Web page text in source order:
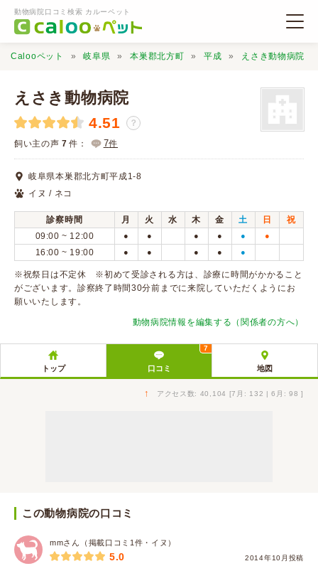
動物病院口コミ検索 カルーペット
動物病院検索
口コミ検索
Calooペットとは？
口コミ投稿
Calooペット 岐阜県 本巣郡北方町 平成 えさき動物病院
えさき動物病院
4.51 ？
飼い主の声 7 件： 7件
岐阜県本巣郡北方町平成1-8
イヌ / ネコ
診察時間 月 火 水 木 金 土 日
祝
09:00 ~ 12:00
● ● ● ● ● ●
16:00 ~ 19:00 ● ● ● ● ●
※祝祭日は不定休 ※初めて受診される方は、診療に時間がかかること
がございます。診察終了時間30分前までに来院していただくようにお
願いいたします。
動物病院情報を編集する（関係者の方へ）
トップ 口コミ
7
地図
↑ アクセス数: 40,104 [7月: 132 | 6月: 98 ]
この動物病院の口コミ
mmさん（掲載口コミ1件・イヌ）
2014年10月投稿
5.0